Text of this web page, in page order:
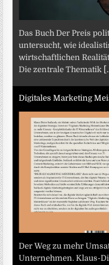
Das Buch Der Preis
untersucht, wie
wirtschaftlichen
Die zentrale Thematik
Digitales Marketing
Der Weg zu mehr
Unternehmen. Klaus-